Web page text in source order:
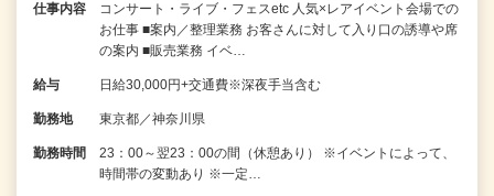
仕事内容
コンサート・ライブ・フェスetc 人気×レアイベント会場での
お仕事 ■案内／整理業務 お客さんに対して入り口の誘導や席
の案内 ■販売業務 イベ…
給与 日給30,000円+交通費※深夜手当含む
勤務地 東京都／神奈川県
勤務時間
23：00～翌23：00の間（休憩あり） ※イベントによって、
時間帯の変動あり ※一定…